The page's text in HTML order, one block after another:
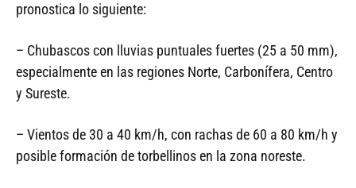
pronostica lo siguiente:
– Chubascos con lluvias puntuales fuertes (25 a 50 mm),
especialmente en las regiones Norte, Carbonífera, Centro
y Sureste.
– Vientos de 30 a 40 km/h, con rachas de 60 a 80 km/h y
posible formación de torbellinos en la zona noreste.